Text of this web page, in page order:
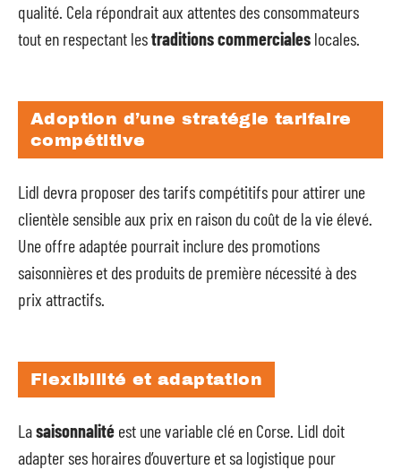
qualité. Cela répondrait aux attentes des consommateurs
tout en respectant lestraditions commerciales locales.
Adoption d’une stratégie tarifaire
compétitive
Lidl devra proposer des tarifs compétitifs pour attirer une
clientèle sensible aux prix en raison du coût de la vie élevé.
Une offre adaptée pourrait inclure des promotions
saisonnières et des produits de première nécessité à des
prix attractifs.
Flexibilité et adaptation
Lasaisonnalité est une variable clé en Corse. Lidl doit
adapter ses horaires d’ouverture et sa logistique pour